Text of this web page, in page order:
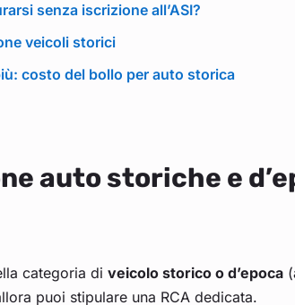
senza iscrizione all’ASI?
veicoli storici
costo del bollo per auto storica
auto storiche e
categoria di veicolo storico o d’epoca
puoi stipulare una RCA dedicata.